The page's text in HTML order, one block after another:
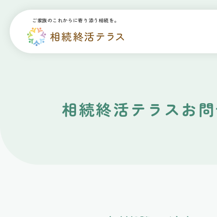
ご家族のこれからに寄り添う相続を。
相続終活テラスお